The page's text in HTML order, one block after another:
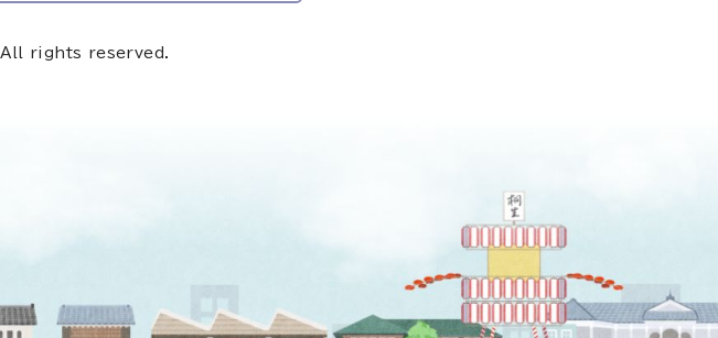
rights reserved.